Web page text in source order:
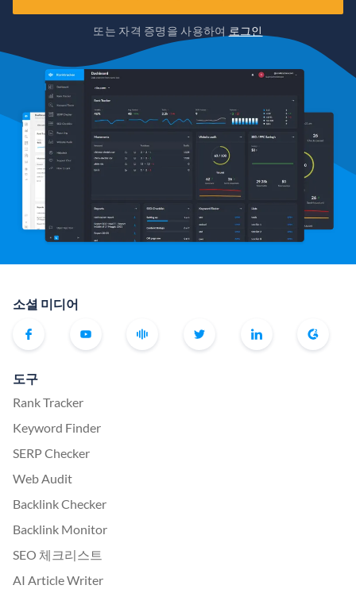
또는 자격 증명을 사용하여 로그인
소셜 미디어
도구
Rank Tracker
Keyword Finder
SERP Checker
Web Audit
Backlink Checker
Backlink Monitor
SEO 체크리스트
AI Article Writer